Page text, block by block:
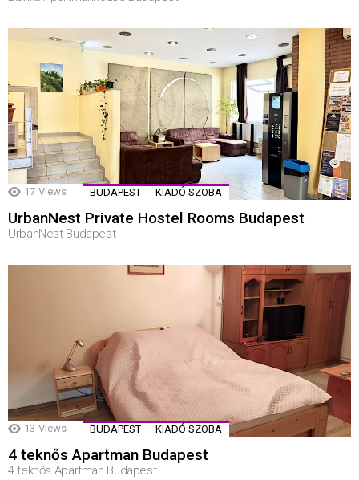
17 Views BUDAPEST KIADÓ SZOBA
UrbanNest Private Hostel Rooms Budapest
UrbanNest Budapest
13 Views BUDAPEST KIADÓ SZOBA
4 teknős Apartman Budapest
4 teknős Apartman Budapest